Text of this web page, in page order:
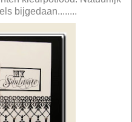
bijgedaan........